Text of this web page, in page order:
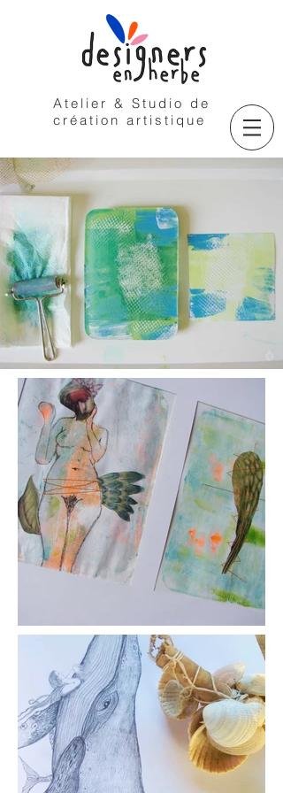
Atelier & Studio de
création artistique